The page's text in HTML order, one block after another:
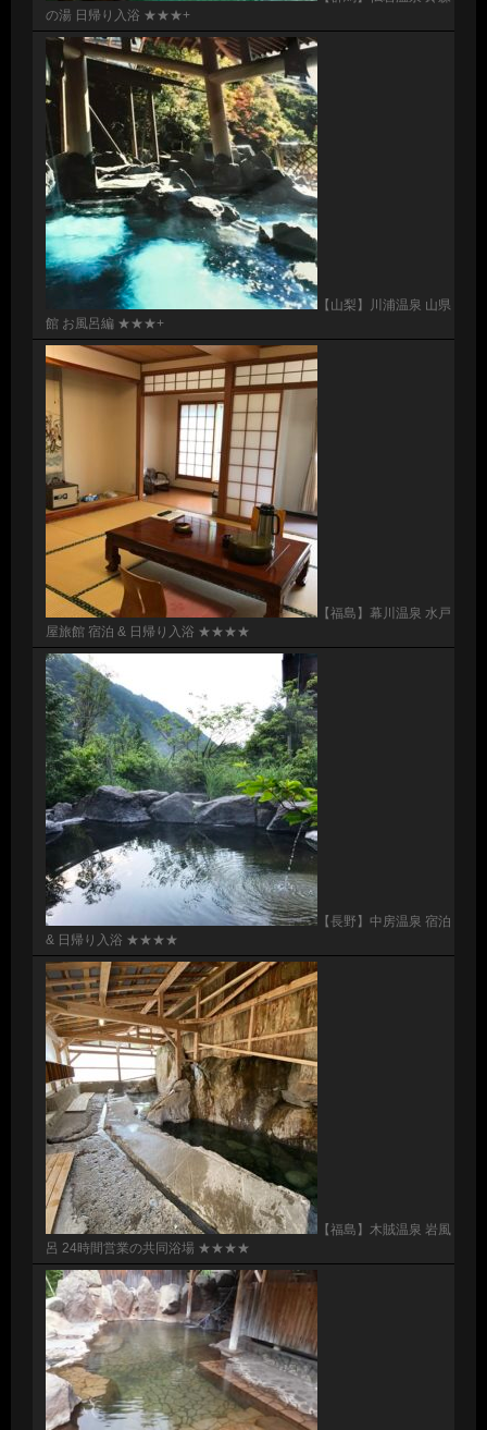
の湯 日帰り入浴 ★★★+
【山梨】川浦温泉 山県
館 お風呂編 ★★★+
【福島】幕川温泉 水戸
屋旅館 宿泊 & 日帰り入浴 ★★★★
【長野】中房温泉 宿泊
& 日帰り入浴 ★★★★
【福島】木賊温泉 岩風
呂 24時間営業の共同浴場 ★★★★